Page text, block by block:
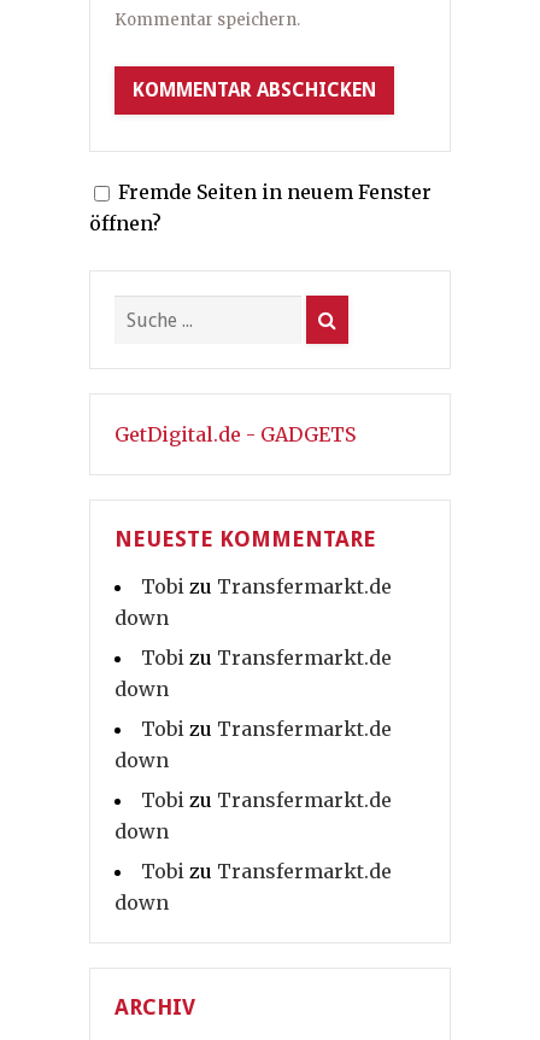
Kommentar speichern.
Fremde Seiten in neuem Fenster
öffnen?
GetDigital.de - GADGETS
NEUESTE KOMMENTARE
Tobi zu Transfermarkt.de
down
Tobi zu Transfermarkt.de
down
Tobi zu Transfermarkt.de
down
Tobi zu Transfermarkt.de
down
Tobi zu Transfermarkt.de
down
ARCHIV